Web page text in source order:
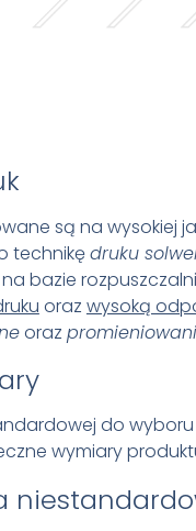
są na wysokiej
technikędruku
bazie
oraz wysoką
oraz
do wyboru
wymiary